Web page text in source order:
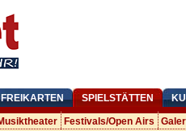
FREIKARTEN SPIELSTÄTTEN
Festivals/Open Airs